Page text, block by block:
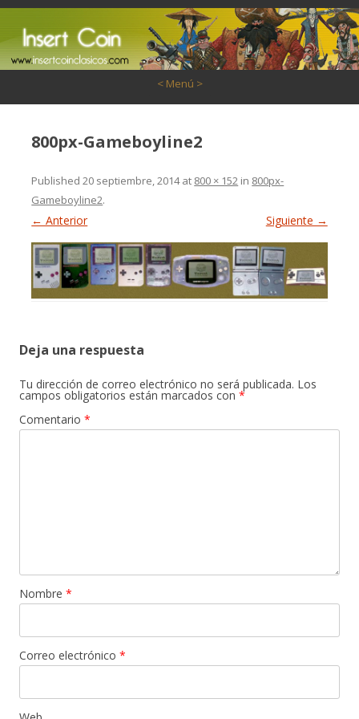
< Menú >
800px-Gameboyline2
Published20 septiembre, 2014at 800 × 152 in 800px-
Gameboyline2.
← Anterior Siguiente →
Deja una respuesta
Tu dirección de correo electrónico no será publicada. Los
campos obligatorios están marcados con *
Comentario *
Nombre *
Correo electrónico *